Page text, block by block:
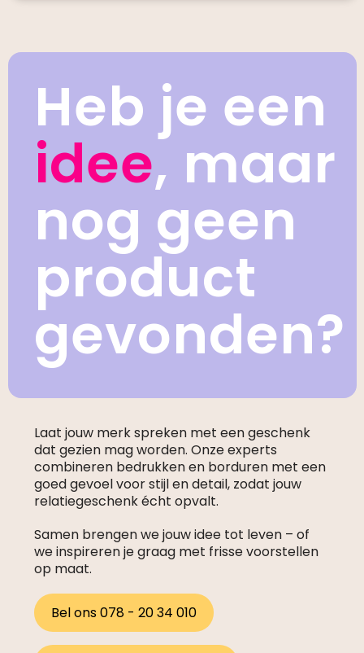
Heb je een
idee, maar
nog geen
product
gevonden?
Laat jouw merk spreken met een geschenk
dat gezien mag worden. Onze experts
combineren bedrukken en borduren met een
goed gevoel voor stijl en detail, zodat jouw
relatiegeschenk écht opvalt.
Samen brengen we jouw idee tot leven – of
we inspireren je graag met frisse voorstellen
op maat.
Bel ons 078 - 20 34 010